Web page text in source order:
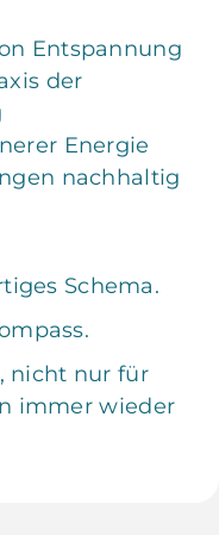
Entspannung
der
Energie
nachhaltig
Schema.
nicht nur für
immer wieder